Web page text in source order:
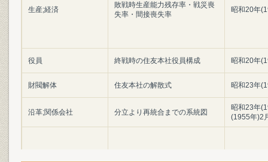
生産;経済
敗戦時生産能力残存率・戦災喪
失率・間接喪失率
昭和20年
役員 終戦時の住友本社役員構成 昭和20年
財閥解体 住友本社の解散式 昭和23年
沿革;関係会社 分立より再統合までの系統図
昭和23年
(1955年)2